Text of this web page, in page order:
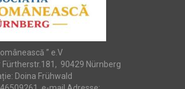
” e.V
Fürtherstr.181, 90429 Nürnberg
Doina Frühwald